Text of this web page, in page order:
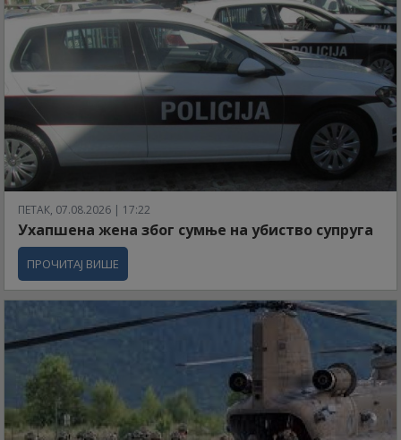
ПЕТАК, 07.08.2026 | 17:22
Ухапшена жена због сумње на убиство супруга
ПРОЧИТАЈ ВИШЕ